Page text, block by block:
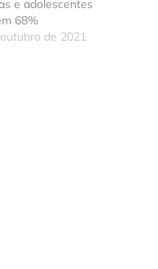
e adolescentes
68%
de 2021